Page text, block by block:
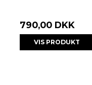
790,00 DKK
VIS PRODUKT